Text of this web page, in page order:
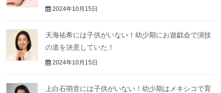
2024年10月15日
天海祐希には子供がいない！幼少期にお遊戯会で演技
の道を決意していた！
2024年10月15日
上白石萌音には子供がいない！幼少期はメキシコで育